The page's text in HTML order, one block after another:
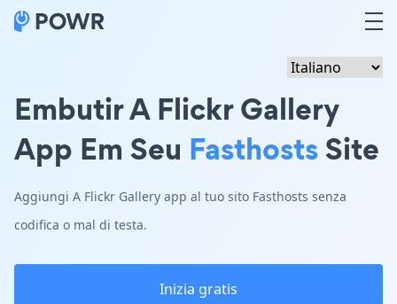
Embutir A Flickr Gallery
App Em Seu FasthostsSite
Aggiungi A Flickr Gallery app al tuo sito Fasthosts senza
codifica o mal di testa.
Inizia gratis